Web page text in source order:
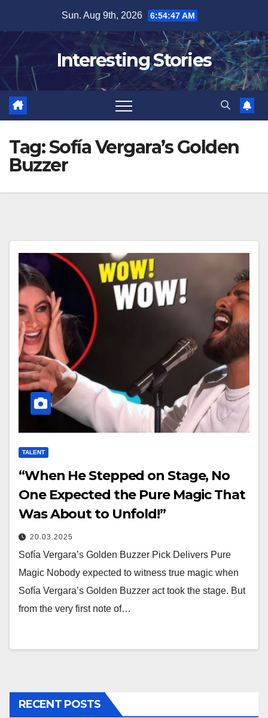
content
Sun. Aug 9th, 2026 6:54:47 AM
Interesting Stories
Tag:Sofía Vergara’s Golden
Buzzer
TALENT
“When He Stepped on Stage, No
One Expected the Pure Magic That
Was About to Unfold!”
20.03.2025
Sofía Vergara’s Golden Buzzer Pick Delivers Pure
Magic Nobody expected to witness true magic when
Sofía Vergara’s Golden Buzzer act took the stage. But
from the very first note of…
RECENT POSTS